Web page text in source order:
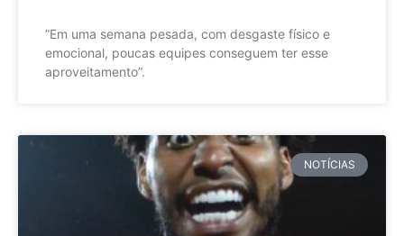
”Em uma semana pesada, com desgaste físico e
emocional, poucas equipes conseguem ter esse
aproveitamento”.
NOTÍCIAS